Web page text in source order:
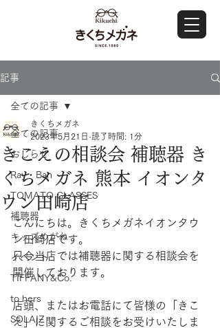
記事
全ての記事
おしらせ
Ray・Ban
TOMATO GLASSES
補聴器
キッズめがね
イベント
TIFFANY&Co.
to hers
SOLAIZ
全ての記事
きこえの相談会 補聴器 き
くちメガネ 熊本 イオンタ
ウン田崎店
きくちメガネ
2023年5月21日 読了時間: 1分
こんにちは。きくちメガネイオンタウ
ン田崎店です。
只今当店では補聴器に関する相談会を
開催しております。
店頭、またはお電話にて皆様の「きこ
え」に関するご相談をお受けいたしま